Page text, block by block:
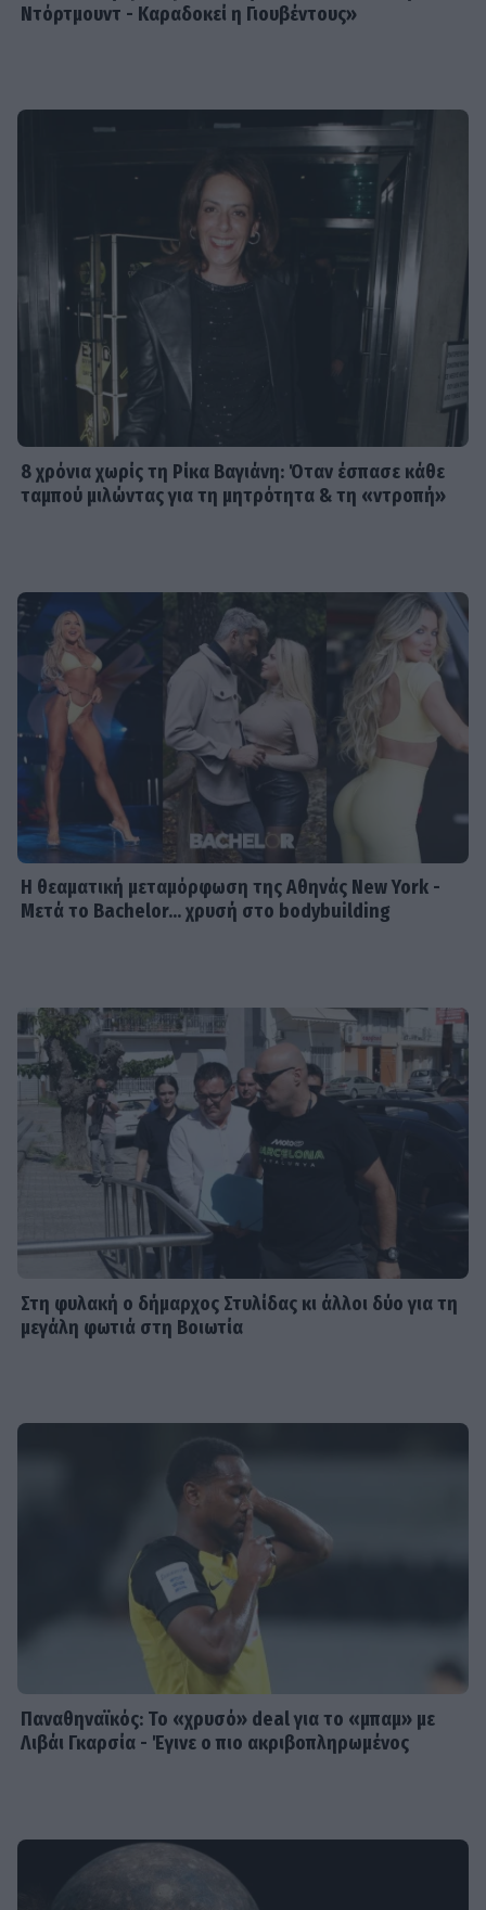
Ντόρτμουντ - Καραδοκεί η Γιουβέντους»
8 χρόνια χωρίς τη Ρίκα Βαγιάνη: Όταν έσπασε κάθε
ταμπού μιλώντας για τη μητρότητα & τη «ντροπή»
Η θεαματική μεταμόρφωση της Αθηνάς New York -
Μετά το Bachelor... χρυσή στο bodybuilding
Στη φυλακή ο δήμαρχος Στυλίδας κι άλλοι δύο για τη
μεγάλη φωτιά στη Βοιωτία
Παναθηναϊκός: Το «χρυσό» deal για το «μπαμ» με
Λιβάι Γκαρσία - Έγινε ο πιο ακριβοπληρωμένος